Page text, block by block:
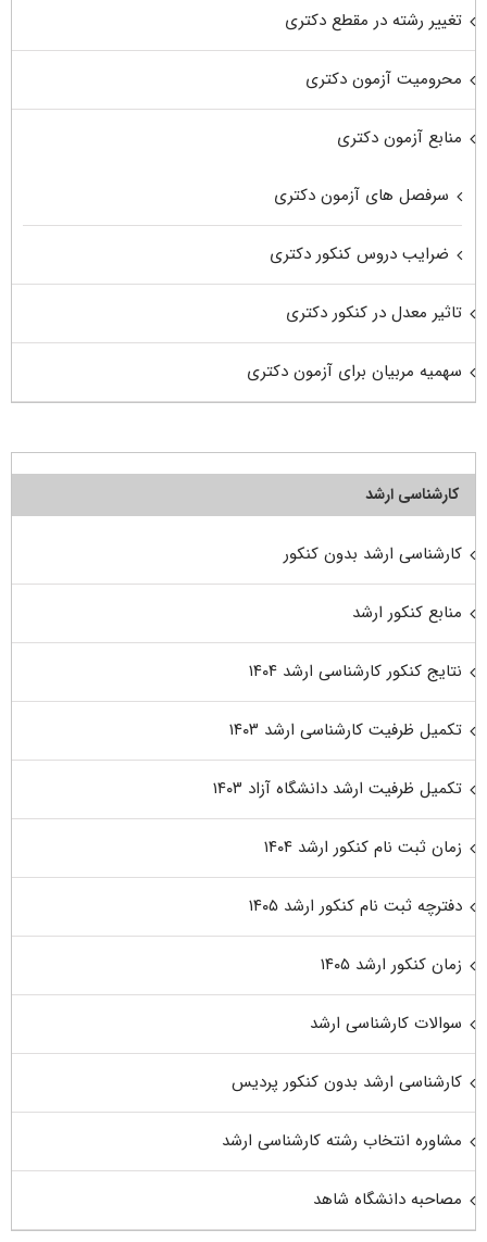
تغییر رشته در مقطع دکتری
محرومیت آزمون دکتری
منابع آزمون دکتری
سرفصل های آزمون دکتری
ضرایب دروس کنکور دکتری
تاثیر معدل در کنکور دکتری
سهمیه مربیان برای آزمون دکتری
کارشناسی ارشد
کارشناسی ارشد بدون کنکور
منابع کنکور ارشد
نتایج کنکور کارشناسی ارشد ۱۴۰۴
تکمیل ظرفیت کارشناسی ارشد ۱۴۰۳
تکمیل ظرفیت ارشد دانشگاه آزاد ۱۴۰۳
زمان ثبت نام کنکور ارشد ۱۴۰۴
دفترچه ثبت نام کنکور ارشد ۱۴۰۵
زمان کنکور ارشد ۱۴۰۵
سوالات کارشناسی ارشد
کارشناسی ارشد بدون کنکور پردیس
مشاوره انتخاب رشته کارشناسی ارشد
مصاحبه دانشگاه شاهد